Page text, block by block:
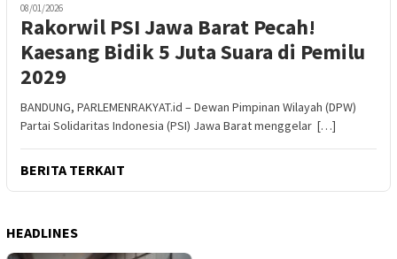
08/01/2026
Rakorwil PSI Jawa Barat Pecah!
Kaesang Bidik 5 Juta Suara di Pemilu
2029
BANDUNG, PARLEMENRAKYAT.id – Dewan Pimpinan Wilayah (DPW)
Partai Solidaritas Indonesia (PSI) Jawa Barat menggelar […]
BERITA TERKAIT
HEADLINES